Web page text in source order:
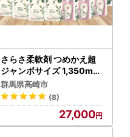
さらさ柔軟剤 つめかえ超
ジャンボサイズ 1,350mL
×6個
群馬県高崎市
(8)
27,000